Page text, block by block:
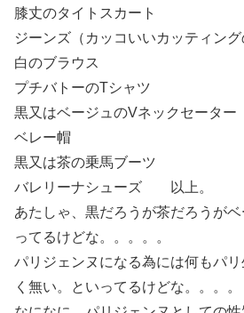
膝丈のタイトスカート
ジーンズ（カッコいいカッティング
白のブラウス
プチバトーのTシャツ
黒又はベージュのVネックセーター
ベレー帽
黒又は茶の乗馬ブーツ
バレリーナシューズ 以上。
あたしゃ、黒だろうが茶だろうが
ってるけどな。。。。。
パリジェンヌになる為には何もパ
く無い。といってるけどな。。。。